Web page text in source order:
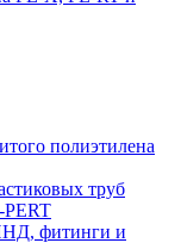
полиэтилена
труб
фитинги и